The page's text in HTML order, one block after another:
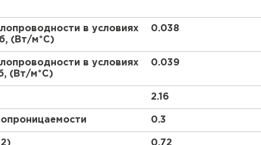
в условиях
(Вт/м*С)
0.038
в условиях
(Вт/м*С)
0.039
2.16
0.3
0.72
ПЕРЕЙТИ